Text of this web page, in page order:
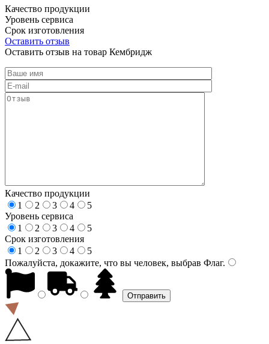
Качество продукции
Уровень сервиса
Срок изготовления
Оставить отзыв
Оставить отзыв на товар Кембридж
Качество продукции
1
2 3 4
5
Уровень сервиса
1
2 3 4
5
Срок изготовления
1
2 3 4
5
Пожалуйста, докажите, что вы человек, выбрав Флаг.